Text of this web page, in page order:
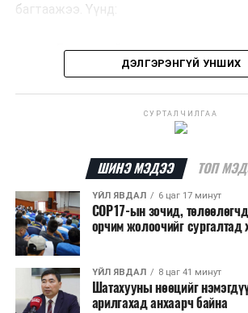
багтаажээ. Үүнд:
Бэлчээрийн тэргүүлэх
Ус, газрын нэгдсэн
дэд бүтцийн санаачилга
Эдгээр санаачилгын хүрээнд
хэрэгжүүлэхээр төлөвлөж,
6.5
санхүүжилт
татахаар зорьж
дундаж санхүүжилтийн
ам.доллар байхаар тооцжээ.
ДЭЛГЭРЭНГҮЙ УНШИХ
СУРТАЛЧИЛГАА
ШИНЭ МЭДЭЭ ТОП
ҮЙЛ ЯВДАЛ 6 цаг 17 минут
COP17-ын зочид,
орчим жолоочийг сургалтад
ҮЙЛ ЯВДАЛ 8 цаг 41 минут
Шатахууны нөөцийг
арилгахад анхаарч байна